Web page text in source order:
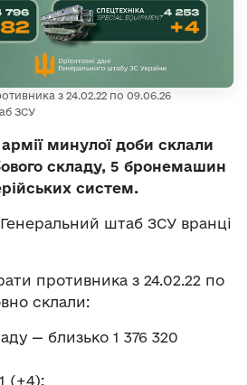
з 24.02.22 по 09.06.26
ЗСУ
армії минулої доби склали
складу, 5 бронемашин
систем.
штаб ЗСУ вранці
противника з 24.02.22 по
склали:
— близько 1 376 320
(+4);